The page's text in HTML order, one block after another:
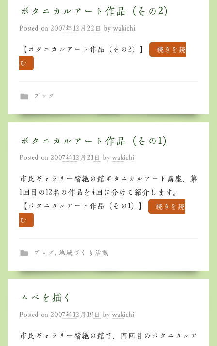
ボタニカルアート作品（その2）
Posted on 2007年12月22日 by wakichi
【ボタニカルアート作品（その2）】
続きを読
む
ブログ
ボタニカルアート作品（その1）
Posted on 2007年12月21日 by wakichi
市民ギャラリー緒絶の館ボタニカルアート講座、第
1回目の12名の作品を4回に分けて紹介します。
【ボタニカルアート作品（その1）】
続きを読
む
ブログ, 地域づくり活動
ムベを描く
Posted on 2007年12月19日 by wakichi
市民ギャラリー緒絶の館で、四回目のボタニカルア